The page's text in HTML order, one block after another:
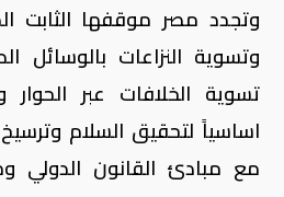
وتجدد مصر موقفها الثابت
وتسوية النزاعات بالوسائل
تسوية الخلافات عبر
اساسياً لتحقيق السلام وترسيخ
مع مبادئ القانون الدولي